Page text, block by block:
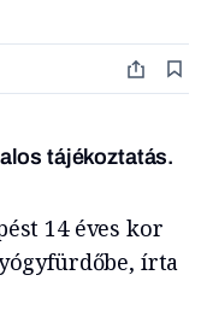
tájékoztatás.
14 éves kor
írta